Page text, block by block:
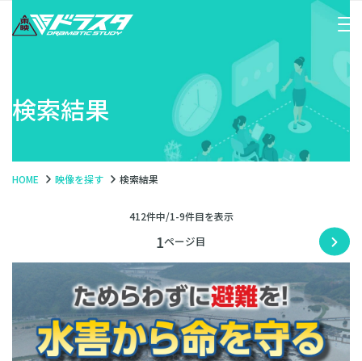
検索結果
HOME 映像を探す 検索結果
412件中/1-9件目を表示
1